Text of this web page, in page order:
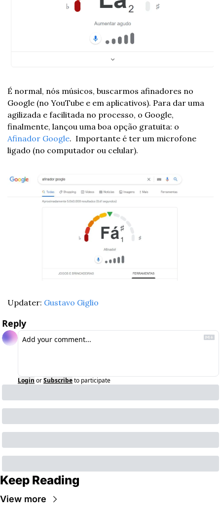
É normal, nós músicos, buscarmos afinadores no
Google (no YouTube e em aplicativos). Para dar uma
agilizada e facilitada no processo, o Google,
Afinador Google.  Importante é ter um microfone
ligado (no computador ou celular).
Updater: Gustavo Giglio
Reply
Login orSubscribeto participate
Keep Reading
View more